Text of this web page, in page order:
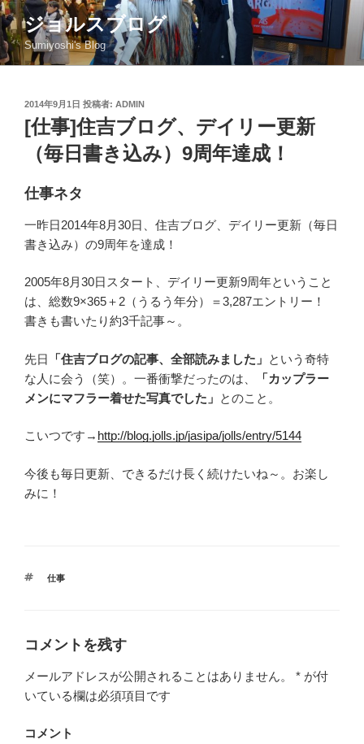
コ
ン
テ
ン
ジョルスブログ
Sumiyoshi's Blog
投
稿
日:
2014年9月1日 投稿者: ADMIN
[仕事]住吉ブログ、デイリー更新
（毎日書き込み）9周年達成！
仕事ネタ
一昨日2014年8月30日、住吉ブログ、デイリー更新（毎日
書き込み）の9周年を達成！
2005年8月30日スタート、デイリー更新9周年ということ
は、総数9×365＋2（うるう年分）＝3,287エントリー！
書きも書いたり約3千記事～。
先日 「住吉ブログの記事、全部読みました」 という奇特
な人に会う（笑）。一番衝撃だったのは、
「カップラー
メンにマフラー着せた写真でした」 とのこと。
こいつです→ http://blog.jolls.jp/jasipa/jolls/entry/5144
今後も毎日更新、できるだけ長く続けたいね～。お楽し
みに！
タ
仕事
コメントを残す
メールアドレスが公開されることはありません。 * が付
いている欄は必須項目です
コメント